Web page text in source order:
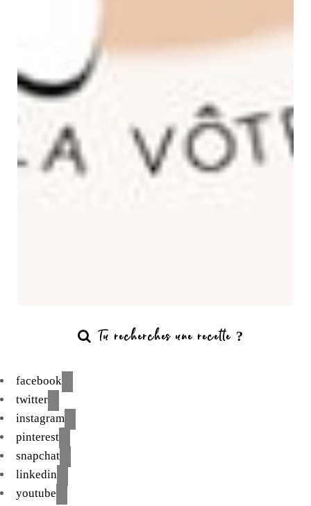
facebook
twitter
instagram
pinterest
snapchat
linkedin
youtube